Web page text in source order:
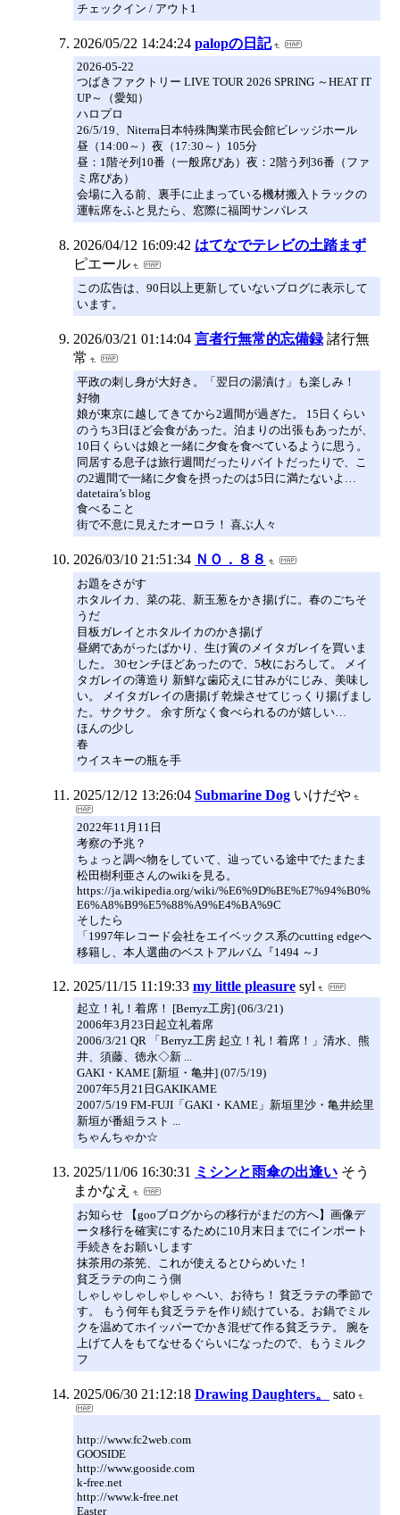
チェックイン / アウト1
2026/05/22 14:24:24 palopの日記
2026-05-22
つばきファクトリー LIVE TOUR 2026 SPRING ～HEAT IT
UP～（愛知）
ハロプロ
26/5/19、Niterra日本特殊陶業市民会館ビレッジホール
昼（14:00～）夜（17:30～）105分
昼：1階そ列10番（一般席ぴあ）夜：2階う列36番（ファ
ミ席ぴあ）
会場に入る前、裏手に止まっている機材搬入トラックの
運転席をふと見たら、窓際に福岡サンパレス
2026/04/12 16:09:42 はてなでテレビの土踏まず
ピエール
この広告は、90日以上更新していないブログに表示して
います。
2026/03/21 01:14:04 言者行無常的忘備録 諸行無
常
平政の刺し身が大好き。「翌日の湯漬け」も楽しみ！
好物
娘が東京に越してきてから2週間が過ぎた。 15日くらい
のうち3日ほど会食があった。泊まりの出張もあったが、
10日くらいは娘と一緒に夕食を食べているように思う。
同居する息子は旅行週間だったりバイトだったりで、こ
の2週間で一緒に夕食を摂ったのは5日に満たないよ…
datetaira’s blog
食べること
街で不意に見えたオーロラ！ 喜ぶ人々
2026/03/10 21:51:34 ＮＯ．８８
お題をさがす
ホタルイカ、菜の花、新玉葱をかき揚げに。春のごちそ
うだ
目板ガレイとホタルイカのかき揚げ
昼網であがったばかり、生け簀のメイタガレイを買いま
した。 30センチほどあったので、5枚におろして。 メイ
タガレイの薄造り 新鮮な歯応えに甘みがにじみ、美味し
い。 メイタガレイの唐揚げ 乾燥させてじっくり揚げまし
た。サクサク。 余す所なく食べられるのが嬉しい…
ほんの少し
春
ウイスキーの瓶を手
2025/12/12 13:26:04 Submarine Dog いけだや
2022年11月11日
考察の予兆？
ちょっと調べ物をしていて、辿っている途中でたまたま
松田樹利亜さんのwikiを見る。
https://ja.wikipedia.org/wiki/%E6%9D%BE%E7%94%B0%
E6%A8%B9%E5%88%A9%E4%BA%9C
そしたら
「1997年レコード会社をエイベックス系のcutting edgeへ
移籍し、本人選曲のベストアルバム『1494 ～J
2025/11/15 11:19:33 my little pleasure syl
起立！礼！着席！ [Berryz工房] (06/3/21)
2006年3月23日起立礼着席
2006/3/21 QR 「Berryz工房 起立！礼！着席！」清水、熊
井、須藤、徳永◇新 ...
GAKI・KAME [新垣・亀井] (07/5/19)
2007年5月21日GAKIKAME
2007/5/19 FM-FUJI「GAKI・KAME」新垣里沙・亀井絵里
新垣が番組ラスト ...
ちゃんちゃか☆
2025/11/06 16:30:31 ミシンと雨傘の出逢い そう
まかなえ
お知らせ 【gooブログからの移行がまだの方へ】画像デ
ータ移行を確実にするために10月末日までにインポート
手続きをお願いします
抹茶用の茶筅、これが使えるとひらめいた！
貧乏ラテの向こう側
しゃしゃしゃしゃしゃ へい、お待ち！ 貧乏ラテの季節で
す。 もう何年も貧乏ラテを作り続けている。お鍋でミル
クを温めてホイッパーでかき混ぜて作る貧乏ラテ。 腕を
上げて人をもてなせるぐらいになったので、もうミルク
フ
2025/06/30 21:12:18 Drawing Daughters。 sato
http://www.fc2web.com
GOOSIDE
http://www.gooside.com
k-free.net
http://www.k-free.net
Easter